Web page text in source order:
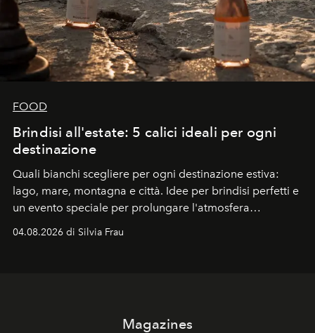
FOOD
Brindisi all'estate: 5 calici ideali per ogni
destinazione
Quali bianchi scegliere per ogni destinazione estiva:
lago, mare, montagna e città. Idee per brindisi perfetti e
un evento speciale per prolungare l'atmosfera
04.08.2026 di Silvia Frau
Magazines